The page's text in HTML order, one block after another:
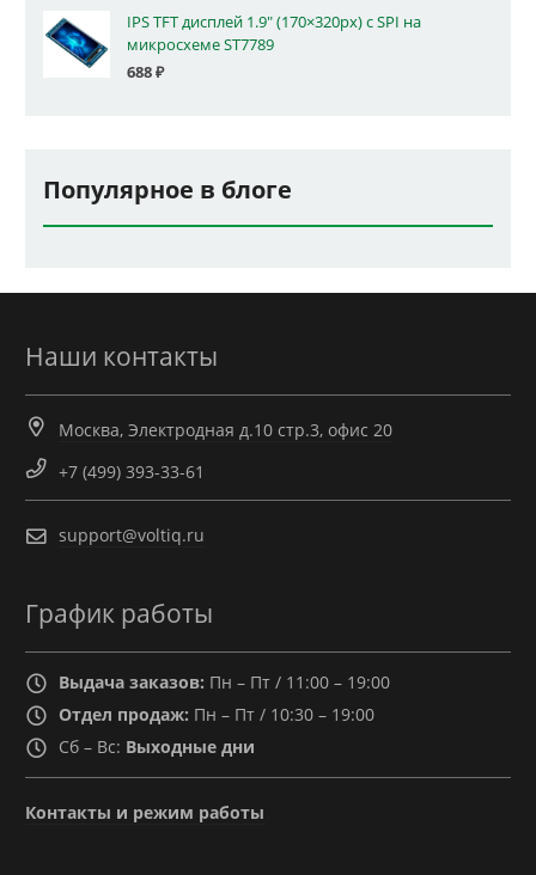
IPS TFT дисплей 1.9" (170×320px) с SPI на
микросхеме ST7789
688₽
Популярное в блоге
Наши контакты
Москва, Электродная д.10 стр.3, офис 20
+7 (499) 393-33-61
support@voltiq.ru
График работы
Выдача заказов: Пн – Пт / 11:00 – 19:00
Отдел продаж: Пн – Пт / 10:30 – 19:00
Сб – Вс: Выходные дни
Контакты и режим работы